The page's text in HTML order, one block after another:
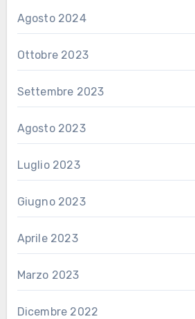
Agosto 2024
Ottobre 2023
Settembre 2023
Agosto 2023
Luglio 2023
Giugno 2023
Aprile 2023
Marzo 2023
Dicembre 2022